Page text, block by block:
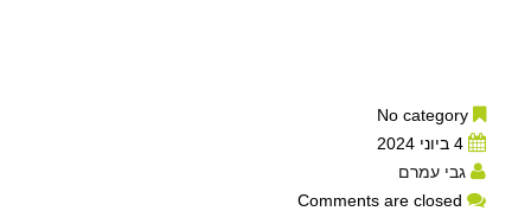
4 ביוני 2024
גבי עמרם
Comments are closed